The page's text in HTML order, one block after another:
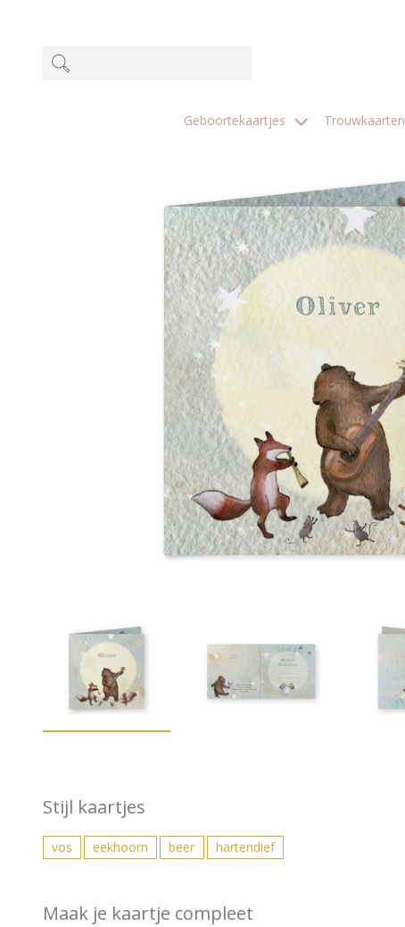
Geboortekaartjes Trouwkaarten
Stijl kaartjes
vos eekhoorn beer hartendief
Maak je kaartje compleet